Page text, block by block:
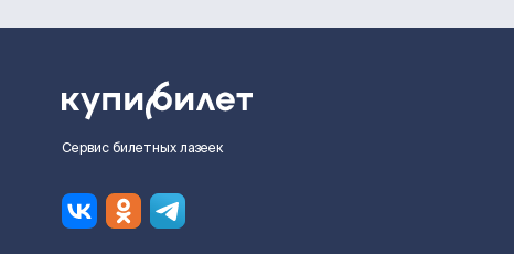
Сервис билетных лазеек